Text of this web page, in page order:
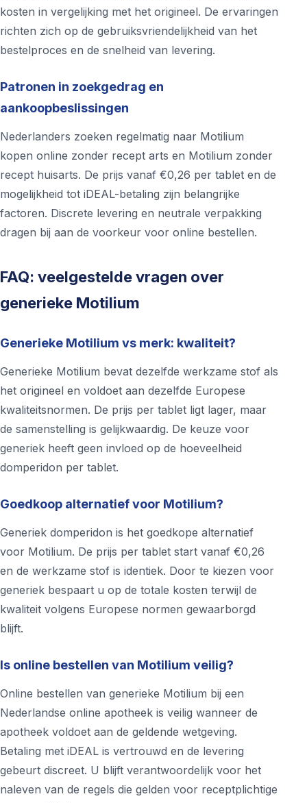
kosten in vergelijking met het origineel. De ervaringen
richten zich op de gebruiksvriendelijkheid van het
bestelproces en de snelheid van levering.
Patronen in zoekgedrag en
aankoopbeslissingen
Nederlanders zoeken regelmatig naar Motilium
kopen online zonder recept arts en Motilium zonder
recept huisarts. De prijs vanaf €0,26 per tablet en de
mogelijkheid tot iDEAL-betaling zijn belangrijke
factoren. Discrete levering en neutrale verpakking
dragen bij aan de voorkeur voor online bestellen.
FAQ: veelgestelde vragen over
generieke Motilium
Generieke Motilium vs merk: kwaliteit?
Generieke Motilium bevat dezelfde werkzame stof als
het origineel en voldoet aan dezelfde Europese
kwaliteitsnormen. De prijs per tablet ligt lager, maar
de samenstelling is gelijkwaardig. De keuze voor
generiek heeft geen invloed op de hoeveelheid
domperidon per tablet.
Goedkoop alternatief voor Motilium?
Generiek domperidon is het goedkope alternatief
voor Motilium. De prijs per tablet start vanaf €0,26
en de werkzame stof is identiek. Door te kiezen voor
generiek bespaart u op de totale kosten terwijl de
kwaliteit volgens Europese normen gewaarborgd
blijft.
Is online bestellen van Motilium veilig?
Online bestellen van generieke Motilium bij een
Nederlandse online apotheek is veilig wanneer de
apotheek voldoet aan de geldende wetgeving.
Betaling met iDEAL is vertrouwd en de levering
gebeurt discreet. U blijft verantwoordelijk voor het
naleven van de regels die gelden voor receptplichtige